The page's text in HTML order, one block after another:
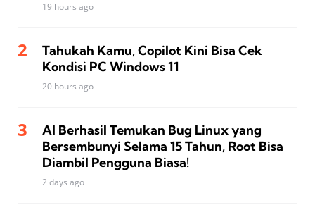
19 hours ago
Tahukah Kamu, Copilot Kini Bisa Cek
Kondisi PC Windows 11
20 hours ago
AI Berhasil Temukan Bug Linux yang
Bersembunyi Selama 15 Tahun, Root Bisa
Diambil Pengguna Biasa!
2 days ago